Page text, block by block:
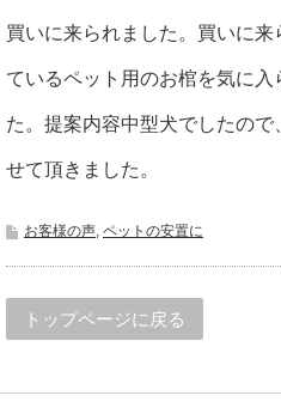
買いに来られました。買いに
ているペット用のお棺を気に
た。提案内容中型犬でしたの
せて頂きました。
お客様の声, ペットの安置に
トップページに戻る